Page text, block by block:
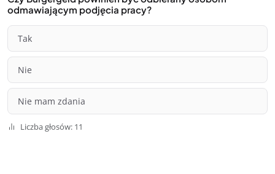
odmawiającym podjęcia pracy?
Tak
Nie
Nie mam zdania
Liczba głosów: 11